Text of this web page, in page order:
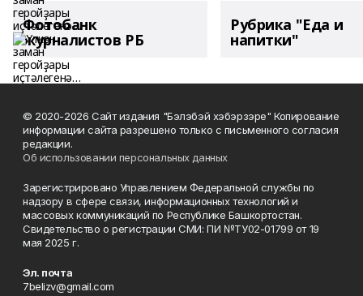
Фотобанк
журналистов РБ
Рубрика "Еда и
напитки"
© 2020-2026 Сайт издания "Бэлэбэй хэбэрзэре" Копирование
информации сайта разрешено только с письменного согласия
редакции.
Об использовании персональных данных
Зарегистрировано Управлением Федеральной службы по
надзору в сфере связи, информационных технологий и
массовых коммуникаций по Республике Башкортостан.
Свидетельство о регистрации СМИ: ПИ №ТУ02-01799 от 19
мая 2025 г.
Эл. почта
7belizv@gmail.com